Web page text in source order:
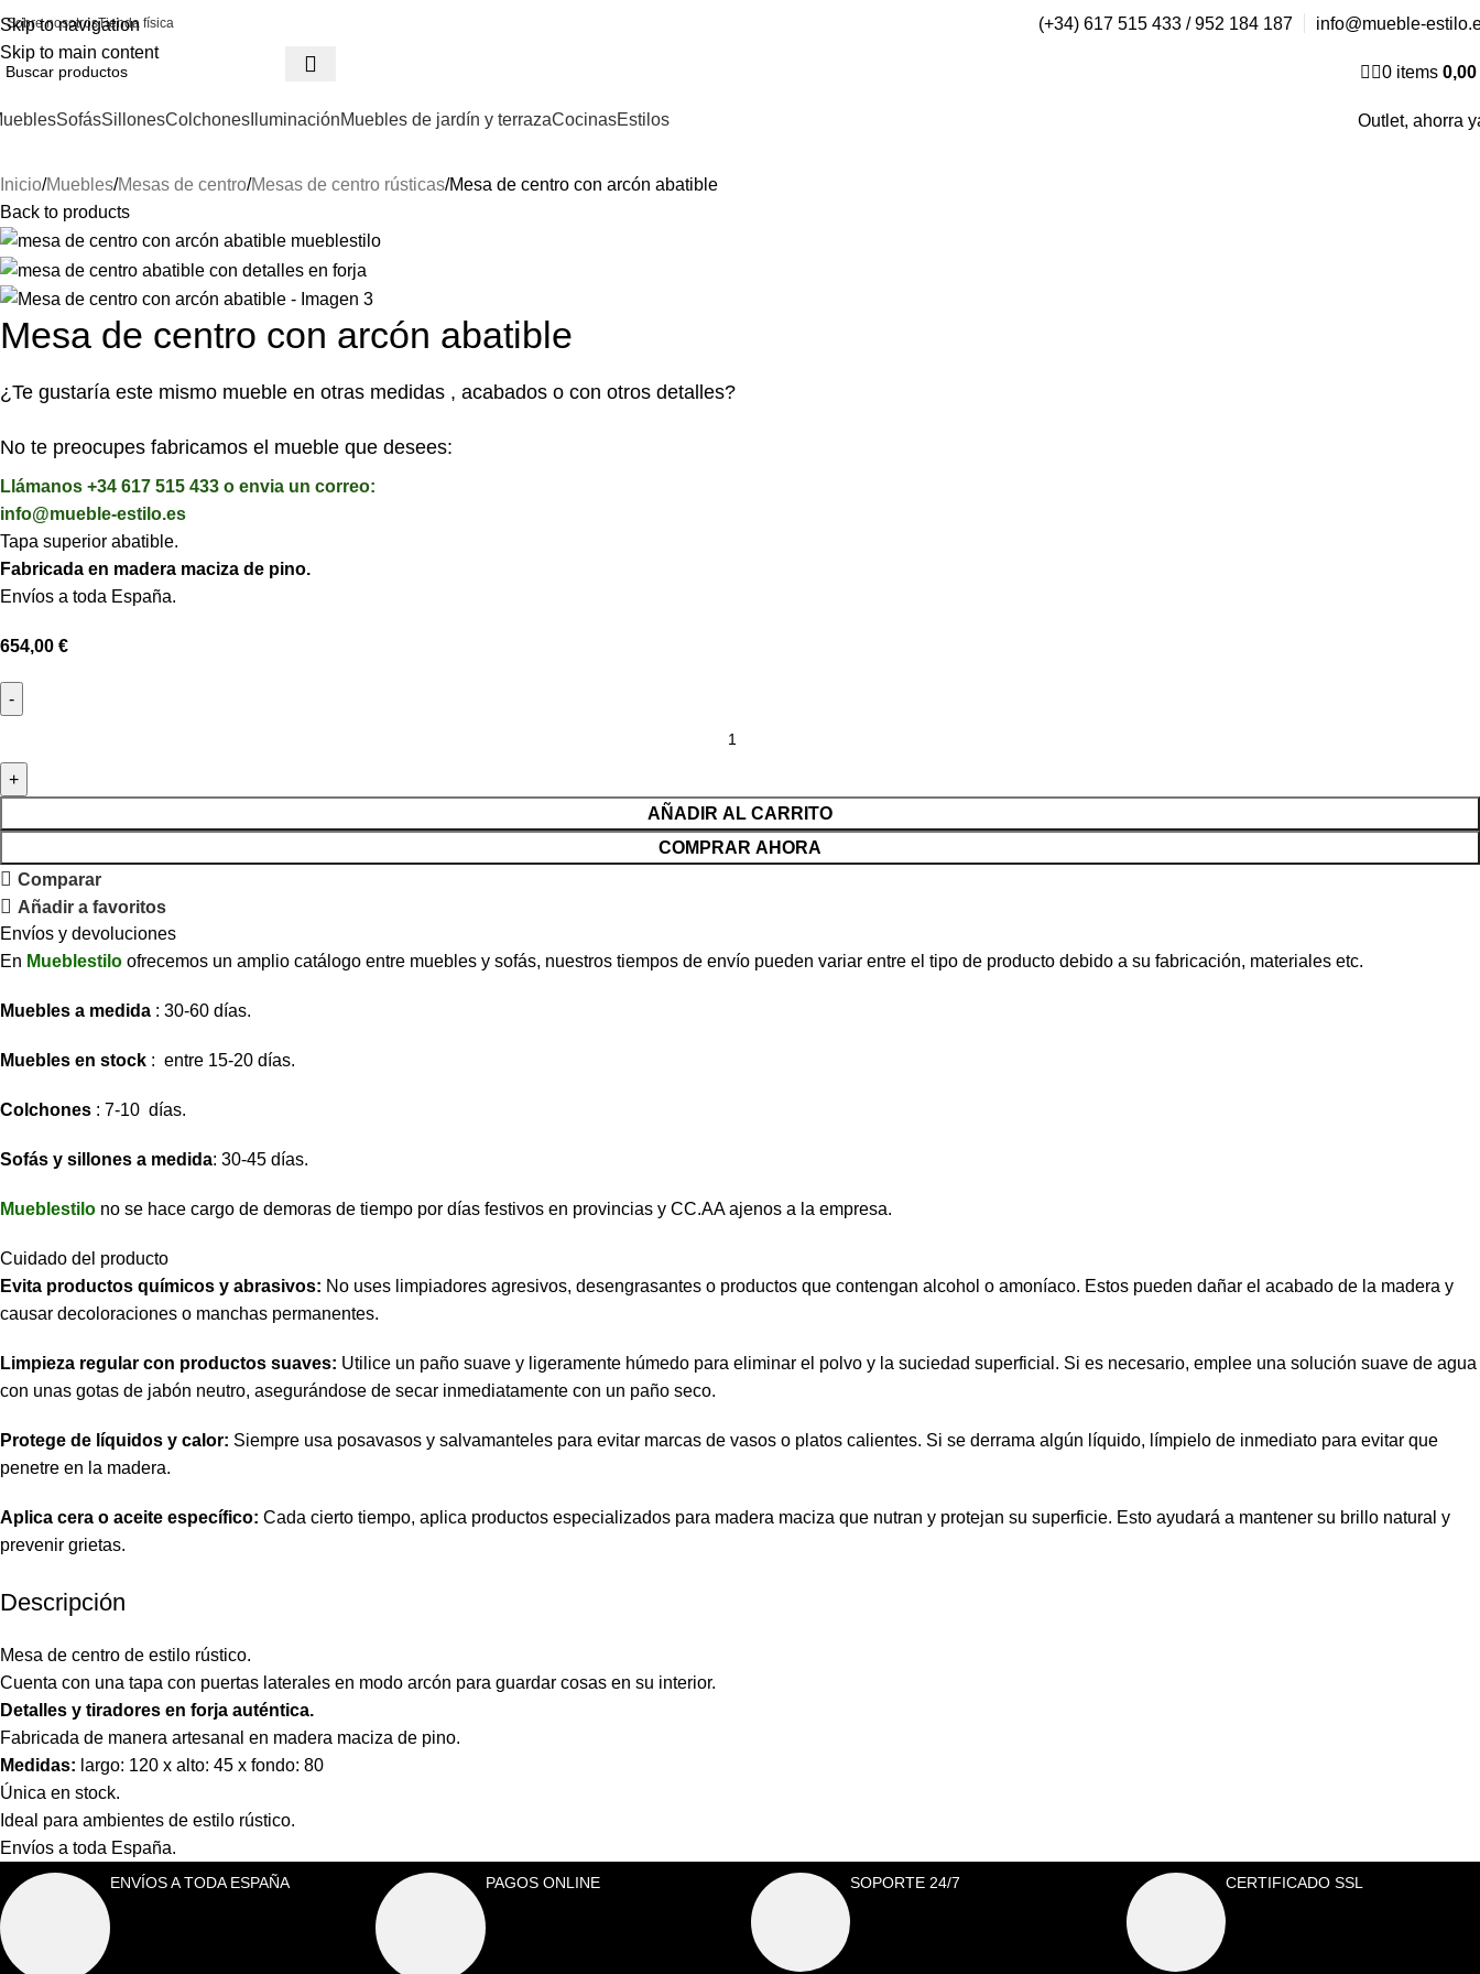
Skip to navigation
Skip to main content
Sobre nosotrosTienda física (+34) 617 515 433 / 952 184 187 info@mueble-
0 items 0,00
SofásSillonesColchones IluminaciónMuebles de jardín y terrazaCocinasEstilos Outlet, ahorra
Inicio Muebles Mesas de centro Mesas de centro rústicas Mesa de centro con arcón abatible
Back to products
Mesa de centro con arcón abatible
¿Te gustaría este mismo mueble en otras medidas , acabados o con otros detalles?
No te preocupes fabricamos el mueble que desees:
Llámanos +34 617 515 433 o envia un correo:
info@mueble-estilo.es
Tapa superior abatible.
Fabricada en madera maciza de pino.
Envíos a toda España.
654,00 €
AÑADIR AL CARRITO
COMPRAR AHORA
Comparar
Añadir a favoritos
Envíos y devoluciones
En Mueblestilo ofrecemos un amplio catálogo entre muebles y sofás, nuestros tiempos de envío pueden variar entre el tipo de producto debido a su fabricación, materiales etc.
Muebles a medida : 30-60 días.
Muebles en stock : entre 15-20 días.
Colchones : 7-10 días.
Sofás y sillones a medida: 30-45 días.
Mueblestilo no se hace cargo de demoras de tiempo por días festivos en provincias y CC.AA ajenos a la empresa.
Cuidado del producto
Evita productos químicos y abrasivos: No uses limpiadores agresivos, desengrasantes o productos que contengan alcohol o amoníaco. Estos pueden dañar el acabado de la madera y
causar decoloraciones o manchas permanentes.
Limpieza regular con productos suaves: Utilice un paño suave y ligeramente húmedo para eliminar el polvo y la suciedad superficial. Si es necesario, emplee una solución suave de agua
con unas gotas de jabón neutro, asegurándose de secar inmediatamente con un paño seco.
Protege de líquidos y calor: Siempre usa posavasos y salvamanteles para evitar marcas de vasos o platos calientes. Si se derrama algún líquido, límpielo de inmediato para evitar que
penetre en la madera.
Aplica cera o aceite específico: Cada cierto tiempo, aplica productos especializados para madera maciza que nutran y protejan su superficie. Esto ayudará a mantener su brillo natural y
prevenir grietas.
Descripción
Mesa de centro de estilo rústico.
Cuenta con una tapa con puertas laterales en modo arcón para guardar cosas en su interior.
Detalles y tiradores en forja auténtica.
Fabricada de manera artesanal en madera maciza de pino.
Medidas: largo: 120 x alto: 45 x fondo: 80
Única en stock.
Ideal para ambientes de estilo rústico.
Envíos a toda España.
ENVÍOS A TODA ESPAÑA PAGOS ONLINE SOPORTE 24/7 CERTIFICADO SSL